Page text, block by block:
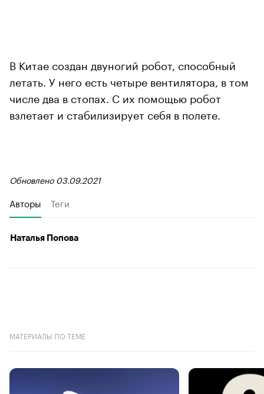
В Китае создан двуногий робот, способный
летать. У него есть четыре вентилятора, в том
числе два в стопах. С их помощью робот
взлетает и стабилизирует себя в полете.
Обновлено 03.09.2021
Авторы Теги
Наталья Попова
МАТЕРИАЛЫ ПО ТЕМЕ